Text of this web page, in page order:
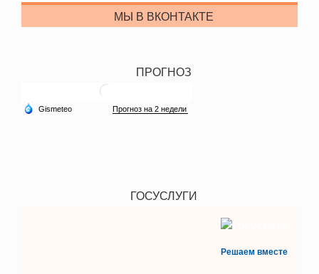
МЫ В ВКОНТАКТЕ
ПРОГНОЗ
ГОСУСЛУГИ
Решаем вместе